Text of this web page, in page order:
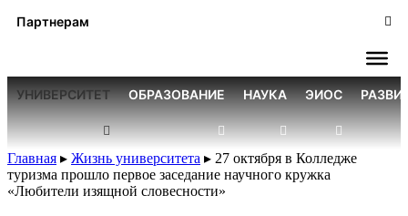
Партнерам
УНИВЕРСИТЕТ ОБРАЗОВАНИЕ НАУКА ЭИОС
Главная ▸ Жизнь университета ▸ 27 октября в Колледже
туризма прошло первое заседание научного кружка
«Любители изящной словесности»